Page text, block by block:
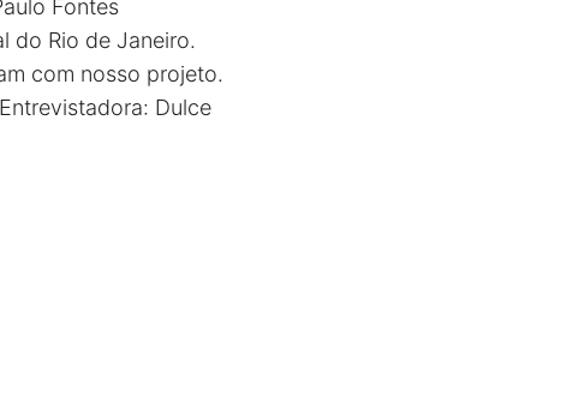
Fontes
do Rio de Janeiro.
com nosso projeto.
Dulce